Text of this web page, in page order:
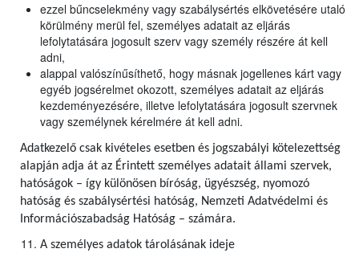
ezzel bűncselekmény vagy szabálysértés elkövetésére utaló
körülmény merül fel, személyes adatait az eljárás
lefolytatására jogosult szerv vagy személy részére át kell
adni,
alappal valószínűsíthető, hogy másnak jogellenes kárt vagy
egyéb jogsérelmet okozott, személyes adatait az eljárás
kezdeményezésére, illetve lefolytatására jogosult szervnek
vagy személynek kérelmére át kell adni.
Adatkezelő csak kivételes esetben és jogszabályi kötelezettség
alapján adja át az Érintett személyes adatait állami szervek,
hatóságok – így különösen bíróság, ügyészség, nyomozó
hatóság és szabálysértési hatóság, Nemzeti Adatvédelmi és
Információszabadság Hatóság – számára.
A személyes adatok tárolásának ideje